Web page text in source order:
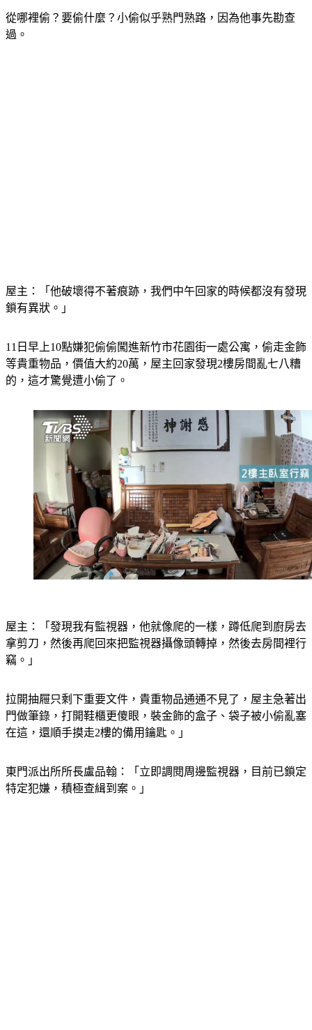
從哪裡偷？要偷什麼？小偷似乎熟門熟路，因為他事先勘查
過。
屋主：「他破壞得不著痕跡，我們中午回家的時候都沒有發現
鎖有異狀。」
11日早上10點嫌犯偷偷闖進新竹市花園街一處公寓，偷走金飾
等貴重物品，價值大約20萬，屋主回家發現2樓房間亂七八糟
的，這才驚覺遭小偷了。
屋主：「發現我有監視器，他就像爬的一樣，蹲低爬到廚房去
拿剪刀，然後再爬回來把監視器攝像頭轉掉，然後去房間裡行
竊。」
拉開抽屜只剩下重要文件，貴重物品通通不見了，屋主急著出
門做筆錄，打開鞋櫃更傻眼，裝金飾的盒子、袋子被小偷亂塞
在這，還順手摸走2樓的備用鑰匙。」
東門派出所所長盧品翰：「立即調閱周邊監視器，目前已鎖定
特定犯嫌，積極查緝到案。」